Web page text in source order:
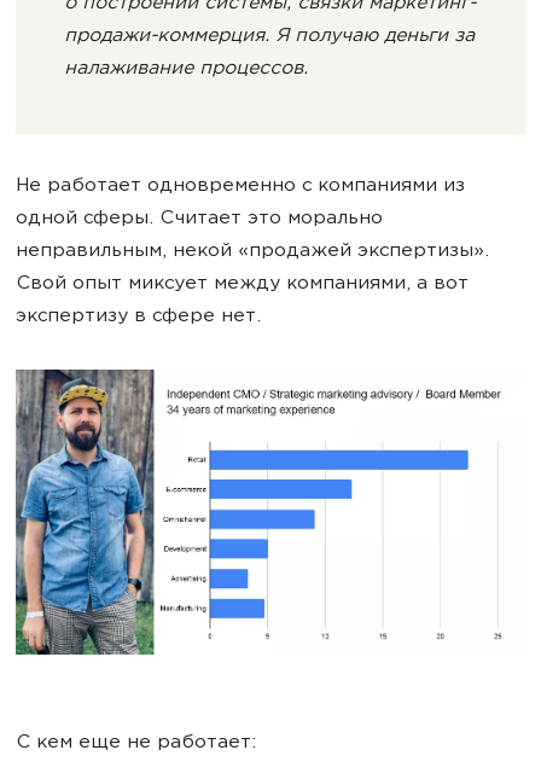
о построении системы, связки маркетинг-
продажи-коммерция. Я получаю деньги за
налаживание процессов.
Не работает одновременно с компаниями из
одной сферы. Считает это морально
неправильным, некой «продажей экспертизы».
Свой опыт миксует между компаниями, а вот
экспертизу в сфере нет.
С кем еще не работает: